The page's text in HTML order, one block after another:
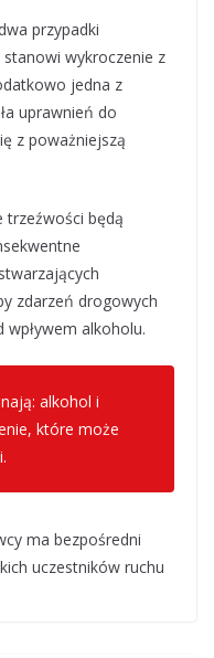
przypadki
wykroczenie z
jedna z
uprawnień do
z poważniejszą
trzeźwości będą
zdarzeń drogowych
alkoholu.
alkohol i
które może
ma bezpośredni
uczestników ruchu